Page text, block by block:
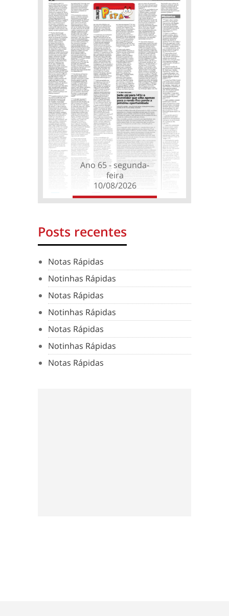
Ano 65 - segunda-
feira
10/08/2026
Posts recentes
Notas Rápidas
Notinhas Rápidas
Notas Rápidas
Notinhas Rápidas
Notas Rápidas
Notinhas Rápidas
Notas Rápidas